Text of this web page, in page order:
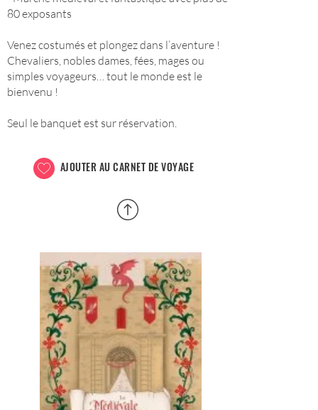
80 exposants
Venez costumés et plongez dans l’aventure !
Chevaliers, nobles dames, fées, mages ou
simples voyageurs… tout le monde est le
bienvenu !
Seul le banquet est sur réservation.
AJOUTER AU CARNET DE VOYAGE